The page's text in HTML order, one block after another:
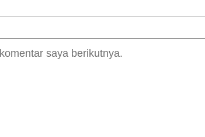
saya berikutnya.